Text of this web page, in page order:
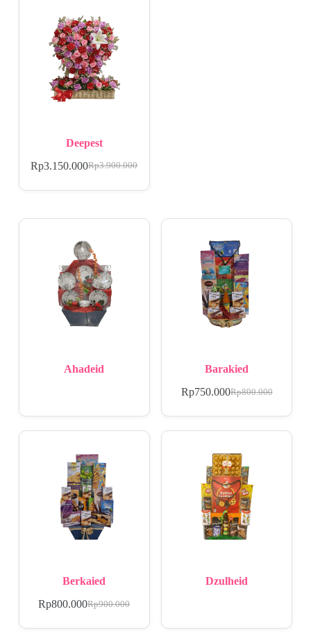
Deepest
Rp3.900.000
Rp3.150.000
Ahadeid Barakied
Rp800.000
Rp750.000
Berkaied
Rp900.000
Rp800.000
Dzulheid